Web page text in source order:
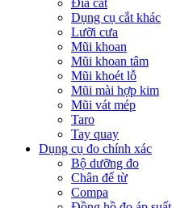
Đĩa cắt
Dụng cụ cắt khác
Lưỡi cưa
Mũi khoan
Mũi khoan tâm
Mũi khoét lỗ
Mũi mài hợp kim
Mũi vát mép
Taro
Tay quay
Dụng cụ đo chính xác
Bộ dưỡng đo
Chân đế từ
Compa